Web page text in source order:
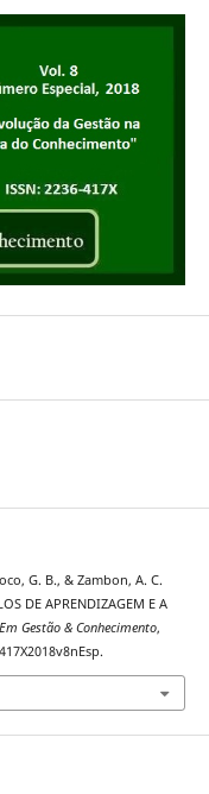
G. B., & Zambon, A. C.
DE APRENDIZAGEM E A
Gestão & Conhecimento,